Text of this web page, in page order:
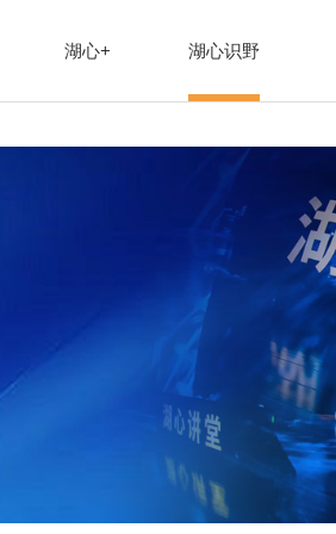
湖心+ 湖心识野